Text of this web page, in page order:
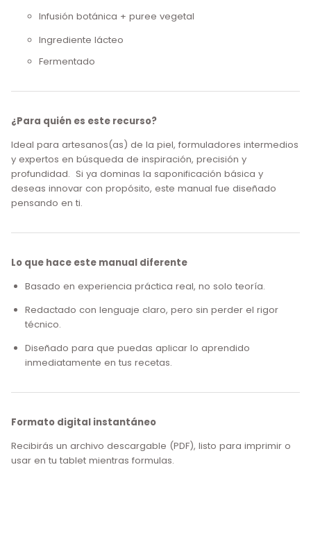
Infusión botánica + puree vegetal
Ingrediente lácteo
Fermentado
¿Para quién es este recurso?
Ideal para artesanos(as) de la piel, formuladores intermedios
y expertos en búsqueda de inspiración, precisión y
profundidad. Si ya dominas la saponificación básica y
deseas innovar con propósito, este manual fue diseñado
pensando en ti.
Lo que hace este manual diferente
Basado en experiencia práctica real, no solo teoría.
Redactado con lenguaje claro, pero sin perder el rigor
técnico.
Diseñado para que puedas aplicar lo aprendido
inmediatamente en tus recetas.
Formato digital instantáneo
Recibirás un archivo descargable (PDF), listo para imprimir o
usar en tu tablet mientras formulas.